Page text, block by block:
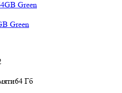
Green
64 Гб